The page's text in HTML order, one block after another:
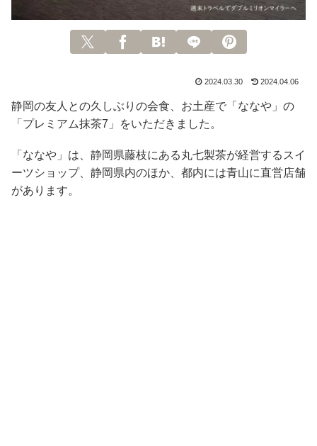
2024.03.30 2024.04.06
静岡の友人との久しぶりの会食、お土産で「ななや」の
「プレミアム抹茶7」をいただきました。
「ななや」は、静岡県藤枝にある丸七製茶が経営するスイ
ーツショップ、静岡県内のほか、都内には青山に直営店舗
があります。